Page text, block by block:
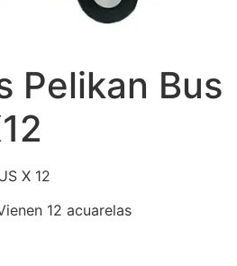
Pelikan Bus
X 12
12 acuarelas